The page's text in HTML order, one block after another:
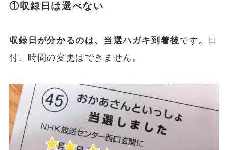
①収録日は選べない
収録日が分かるのは、当選ハガキ到着後です。日
付、時間の変更はできません。